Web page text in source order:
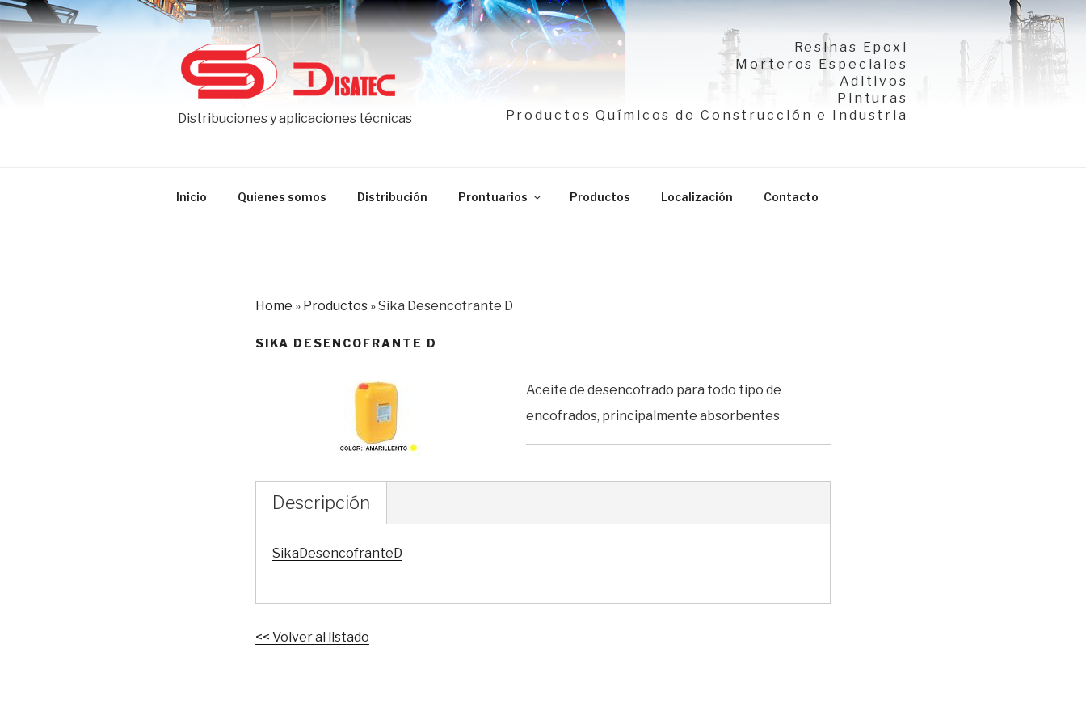
Ir
al
contenido
Resinas Epoxi
Morteros Especiales
Aditivos
Pinturas
Productos Químicos de Construcción e Industria
Distribuciones y aplicaciones técnicas
Inicio Quienes somos Distribución Prontuarios Productos Localización Contacto
Home » Productos»Sika Desencofrante D
SIKA DESENCOFRANTE D
Aceite de desencofrado para todo tipo de
encofrados, principalmente absorbentes
Descripción
SikaDesencofranteD
<< Volver al listado